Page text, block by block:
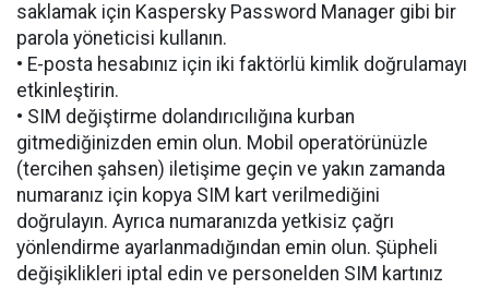
saklamak için Kaspersky Password Manager gibi bir
parola yöneticisi kullanın.
• E-posta hesabınız için iki faktörlü kimlik doğrulamayı
etkinleştirin.
• SIM değiştirme dolandırıcılığına kurban
gitmediğinizden emin olun. Mobil operatörünüzle
(tercihen şahsen) iletişime geçin ve yakın zamanda
numaranız için kopya SIM kart verilmediğini
doğrulayın. Ayrıca numaranızda yetkisiz çağrı
yönlendirme ayarlanmadığından emin olun. Şüpheli
değişiklikleri iptal edin ve personelden SIM kartınız